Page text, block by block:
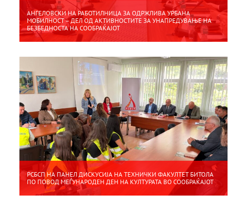
АНГЕЛОВСКИ НА РАБОТИЛНИЦА ЗА ОДРЖЛИВА УРБАНА
МОБИЛНОСТ – ДЕЛ ОД АКТИВНОСТИТЕ ЗА УНАПРЕДУВАЊЕ НА
БЕЗБЕДНОСТА НА СООБРАЌАЈОТ
РСБСП НА ПАНЕЛ ДИСКУСИЈА НА ТЕХНИЧКИ ФАКУЛТЕТ БИТОЛА
ПО ПОВОД МЕЃУНАРОДЕН ДЕН НА КУЛТУРАТА ВО СООБРАЌАЈОТ